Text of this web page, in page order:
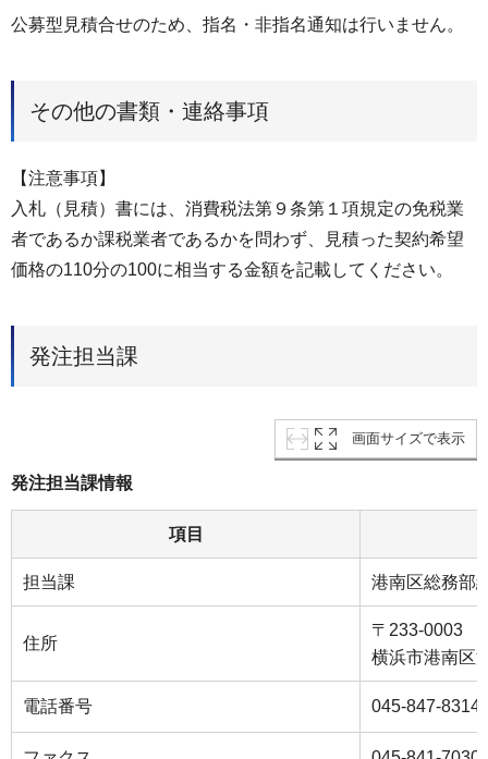
公募型⾒積合せのため、指名・非指名通知は⾏いません。
その他の書類・連絡事項
【注意事項】
入札（見積）書には、消費税法第９条第１項規定の免税業
者であるか課税業者であるかを問わず、見積った契約希望
価格の110分の100に相当する金額を記載してください。
発注担当課
画面サイズで表示
発注担当課情報
項目
担当課 港南区総務部
住所
〒233-0003
横浜市港南区
電話番号 045-847-8314